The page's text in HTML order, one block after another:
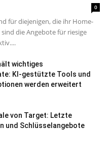
0
für diejenigen, die ihr Home-
die Angebote für riesige
wichtiges
KI-gestützte Tools und
werden erweitert
von Target: Letzte
und Schlüsselangebote